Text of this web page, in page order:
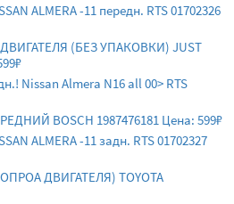
ALMERA -11 передн. RTS 01702326
(БЕЗ УПАКОВКИ) JUST
Nissan Almera N16 all 00> RTS
BOSCH 1987476181 Цена: 599₽
ALMERA -11 задн. RTS 01702327
ДВИГАТЕЛЯ) TOYOTA